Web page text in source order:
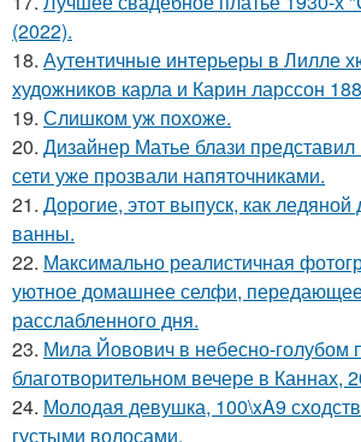
(2022).
18. Аутентичные интерьеры в Лилле
художников карла и Карин ларссон
19. Слишком уж похоже.
20. Дизайнер Матье блази
сети уже прозвали напяточниками.
21. Дорогие, этот выпуск, как
ванны.
22. Максимально реалистичная
уютное домашнее селфи,
расслабленного дня.
23. Мила Йовович в небесно-голубом
благотворительном вечере в Каннах,
24. Молодая девушка, 100\xA9
густыми волосами.